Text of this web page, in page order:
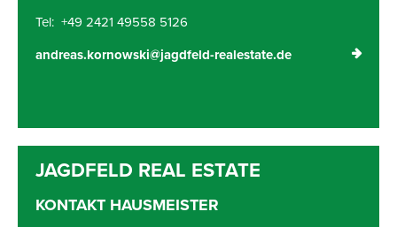
Tel: +49 2421 49558 5126
andreas.kornowski@jagdfeld-realestate.de
KONTAKT HAUSMEISTER